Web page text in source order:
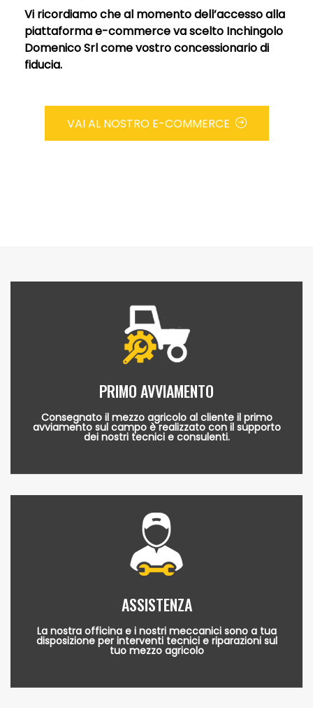
Vi ricordiamo che al momento dell’accesso alla
piattaforma e-commerce va scelto Inchingolo
Domenico Srl come vostro concessionario di
fiducia.
VAI AL NOSTRO E-COMMERCE
PRIMO AVVIAMENTO
Consegnato il mezzo agricolo al cliente il primo
avviamento sul campo è realizzato con il supporto
dei nostri tecnici e consulenti.
ASSISTENZA
La nostra officina e i nostri meccanici sono a tua
disposizione per interventi tecnici e riparazioni sul
tuo mezzo agricolo